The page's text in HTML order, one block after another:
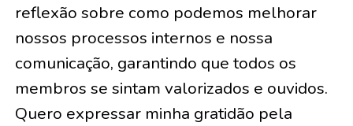
reflexão sobre como podemos melhorar
nossos processos internos e nossa
comunicação, garantindo que todos os
membros se sintam valorizados e ouvidos.
Quero expressar minha gratidão pela